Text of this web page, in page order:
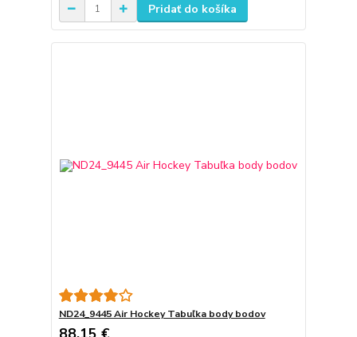
Pridať do košíka
ND24_9445 Air Hockey Tabuľka body bodov